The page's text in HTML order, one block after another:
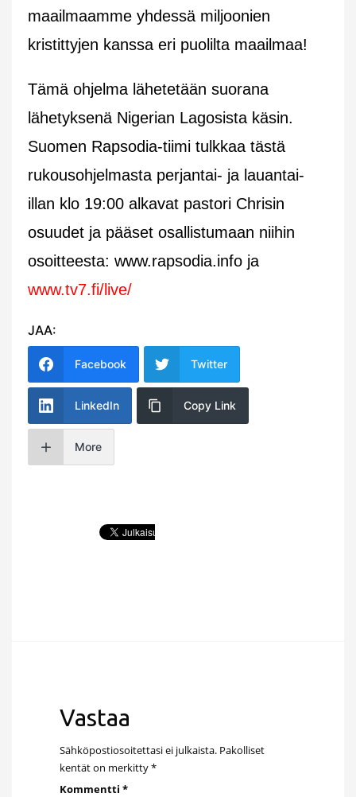
maailmaamme yhdessä miljoonien
kristittyjen kanssa eri puolilta maailmaa!
Tämä ohjelma lähetetään suorana
lähetyksenä Nigerian Lagosista käsin.
Suomen Rapsodia-tiimi tulkkaa tästä
rukousohjelmasta perjantai- ja lauantai-
illan klo 19:00 alkavat pastori Chrisin
osuudet ja pääset osallistumaan niihin
osoitteesta: www.rapsodia.info ja
www.tv7.fi/live/
JAA:
Facebook Twitter
LinkedIn Copy Link
More
Vastaa
Sähköpostiosoitettasi ei julkaista. Pakolliset
kentät on merkitty*
Kommentti *